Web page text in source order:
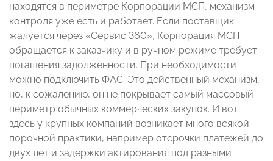
находятся в периметре Корпорации МСП, механизм
контроля уже есть и работает. Если поставщик
жалуется через «Сервис 360», Корпорация МСП
обращается к заказчику и в ручном режиме требует
погашения задолженности. При необходимости
можно подключить ФАС. Это действенный механизм,
но, к сожалению, он не покрывает самый массовый
периметр обычных коммерческих закупок. И вот
здесь у крупных компаний возникает много всякой
порочной практики, например отсрочки платежей до
двух лет и задержки актирования под разными